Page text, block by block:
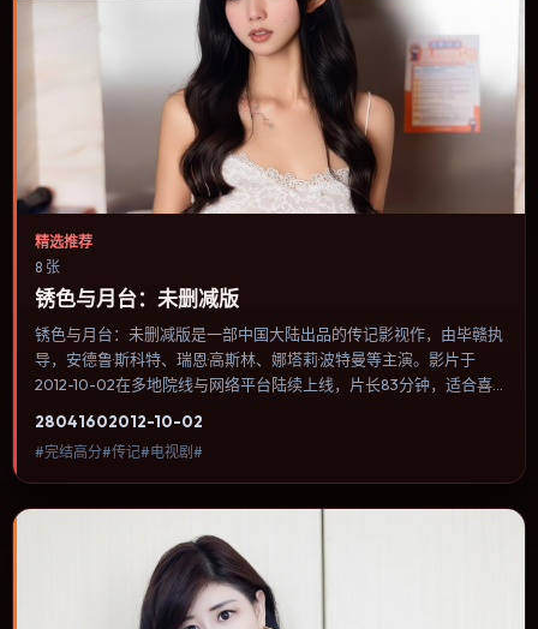
精选推荐
8 张
锈色与月台：未删减版
锈色与月台：未删减版是一部中国大陆出品的传记影视作，由毕赣执
导，安德鲁·斯科特、瑞恩·高斯林、娜塔莉·波特曼等主演。影片于
2012-10-02在多地院线与网络平台陆续上线，片长83分钟，适合喜
情节推进，节奏与视听语言统一，可作为休闲观影或类型片补片的选
择。
28041602012-10-02
#完结高分#传记#电视剧#